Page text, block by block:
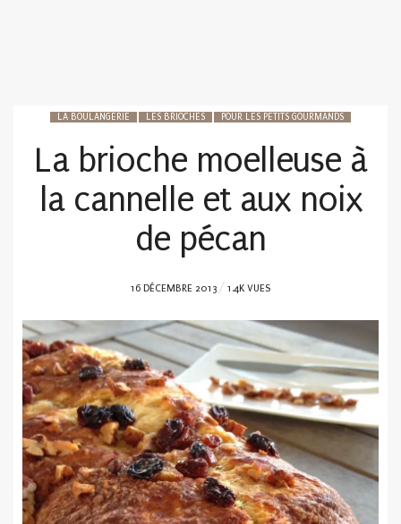
LA BOULANGERIE LES BRIOCHES POUR LES PETITS GOURMANDS
La brioche moelleuse à
la cannelle et aux noix
de pécan
POSTED
16 DÉCEMBRE 2013 1.4K VUES